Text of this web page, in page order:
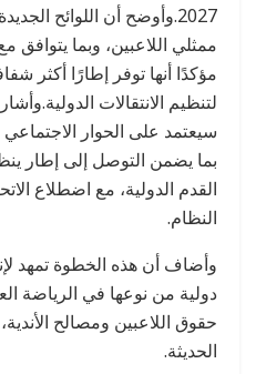
2027.وأوضح أن اللوائح
ممثلي اللاعبين، وبما يتوافق
مؤكدًا أنها توفر إطارًا أكثر
لتنظيم الانتقالات
سيعتمد على الحوار الاجتماعي
بما يضمن التوصل إلى إطار
القدم الدولية، مع اضطلاع
النظام.
وأضاف أن هذه الخطوة تمهد
دولية من نوعها في الرياضة
حقوق اللاعبين ومصالح
الحديثة.